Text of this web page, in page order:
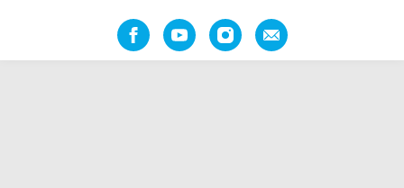
FacebookYouTubeInstagramOdporučiť